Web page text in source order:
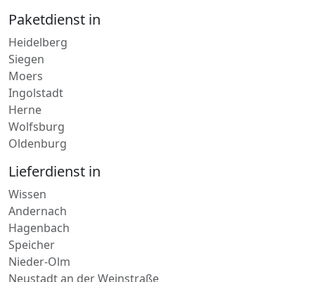
Sachsen-Anhalt
Europa
Paketdienst in
Heidelberg
Siegen
Moers
Ingolstadt
Wolfsburg
Oldenburg
Lieferdienst in
Wissen
Andernach
Hagenbach